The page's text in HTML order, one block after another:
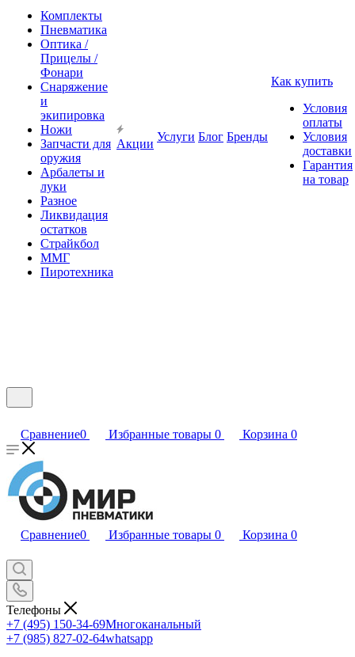
Комплекты
Пневматика
Оптика /
Прицелы /
Фонари
Снаряжение
и
экипировка
Ножи
Запчасти для
оружия
Арбалеты и
луки
Разное
Ликвидация
остатков
Страйкбол
ММГ
Пиротехника
Акции
Услуги Блог Бренды
Как купить
Условия
оплаты
Условия
доставки
Гарантия
на товар
Сравнение0 Избранные товары 0 Корзина 0
Сравнение0 Избранные товары 0 Корзина 0
Телефоны
+7 (495) 150-34-69Многоканальный
+7 (985) 827-02-64whatsapp